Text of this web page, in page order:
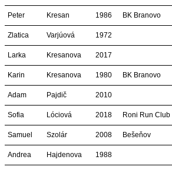
Peter Kresan 1986 BK Branovo
Zlatica Varjúová 1972
Larka Kresanova 2017
Karin Kresanova 1980 BK Branovo
Adam Pajdič 2010
Sofia Lóciová 2018 Roni Run Club
Samuel Szolár 2008 Bešeňov
Andrea Hajdenova 1988